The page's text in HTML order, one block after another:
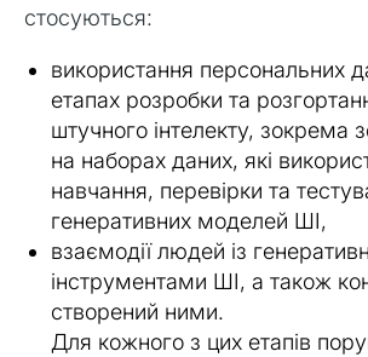
стосуються:
використання персональних
етапах розробки та
штучного інтелекту, зокрема
на наборах даних, які
навчання, перевірки та
генеративних моделей ШІ,
взаємодії людей із
інструментами ШІ, а також
створений ними.
Для кожного з цих етапів